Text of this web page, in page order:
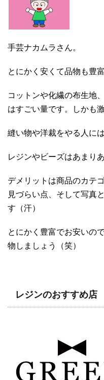
手芸ナカムラさん。
とにかく安くて品物も豊富
コットンや化繊の布生地
はすごい量です。しかも激
縫い物や洋裁をやる人に
レジンやビーズはあまり
デメリットは商品のカテ
見づらい点、そして写真
す（汗）
とにかく豊富でお安いの
物しましょう（笑）
レジンのおすすめ店